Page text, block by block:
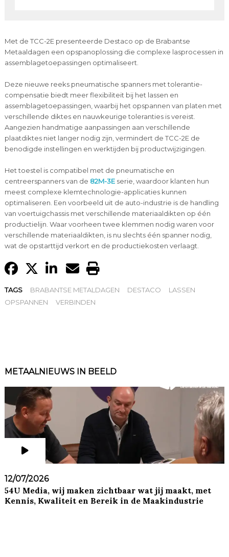
Met de TCC-2E presenteerde Destaco op de Brabantse
Metaaldagen een opspanoplossing die complexe lasprocessen in
assemblagetoepassingen optimaliseert.
Deze nieuwe reeks pneumatische spanners met tolerantie-
compensatie biedt meer flexibiliteit bij het lassen en
assemblagetoepassingen, waarbij het opspannen van platen met
verschillende diktes en nauwkeurige toleranties is vereist.
Aangezien handmatige aanpassingen aan verschillende
plaatdiktes niet langer nodig zijn, vermindert de TCC-2E de
benodigde instellingen en werktijden bij productwijzigingen.
Het toestel is compatibel met de pneumatische en
centreerspanners van de 82M-3Eserie, waardoor klanten hun
meest complexe klemtechnologie-applicaties kunnen
optimaliseren. Een voorbeeld uit de auto-industrie is de handling
van voertuigchassis met verschillende materiaaldikten op één
productielijn. Waar voorheen twee klemmen nodig waren voor
verschillende materiaaldikten, is nu slechts één spanner nodig,
wat de opstarttijd verkort en de productiekosten verlaagt.
TAGS BRABANTSE METALDAGEN DESTACO
LASSEN
OPSPANNEN
VERBINDEN
METAALNIEUWS IN BEELD
12/07/2026
54U Media, wij maken zichtbaar wat jij maakt, met
Kennis, Kwaliteit en Bereik in de Maakindustrie